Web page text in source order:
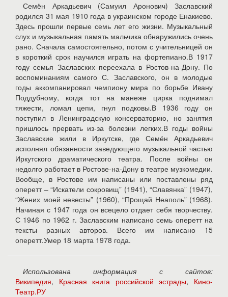
Семён Аркадьевич (Самуил Аронович) Заславский
родился 31 мая 1910 года в украинском городе Енакиево.
Здесь прошли первые семь лет его жизни. Музыкальный
слух и музыкальная память мальчика обнаружились очень
рано. Сначала самостоятельно, потом с учительницей он
в короткий срок научился играть на фортепиано.В 1917
году семья Заславских переехала в Ростов-на-Дону. По
воспоминаниям самого С. Заславского, он в молодые
годы аккомпанировал чемпиону мира по борьбе Ивану
Поддубному, когда тот на манеже цирка поднимал
тяжести, ломал цепи, гнул подковы.В 1936 году он
поступил в Ленинградскую консерваторию, но занятия
пришлось прервать из-за болезни легких.В годы войны
Заславские жили в Иркутске, где Семён Аркадьевич
исполнял обязанности заведующего музыкальной частью
Иркутского драматического театра. После войны он
недолго работает в Ростове-на-Дону в театре музкомедии.
Вообще, в Ростове им написаны или поставлены ряд
оперетт – “Искатели сокровищ” (1941), “Славянка” (1947),
“Жених моей невесты” (1960), “Пpощай Неаполь” (1968).
Начиная с 1947 года он всецело отдает себя творчеству.
С 1946 по 1962 г. Заславским написано семь оперетт на
тексты разных авторов. Всего им написано 15
оперетт.Умер 18 марта 1978 года.
Использована информация с сайтов:
Википедия, Красная книга российской эстрады, Кино-
Театр.РУ